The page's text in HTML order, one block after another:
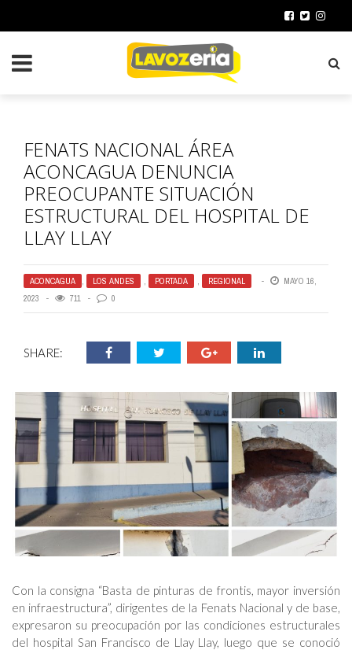
FENATS NACIONAL ÁREA
ACONCAGUA DENUNCIA
PREOCUPANTE SITUACIÓN
ESTRUCTURAL DEL HOSPITAL DE
LLAY LLAY
ACONCAGUA , LOS ANDES , PORTADA , REGIONAL
MAYO 16,
2023
711 0
SHARE:
Con la consigna “Basta de pinturas de frontis, mayor inversión
en infraestructura”, dirigentes de la Fenats Nacional y de base,
expresaron su preocupación por las condiciones estructurales
del hospital San Francisco de Llay Llay, luego que se conoció